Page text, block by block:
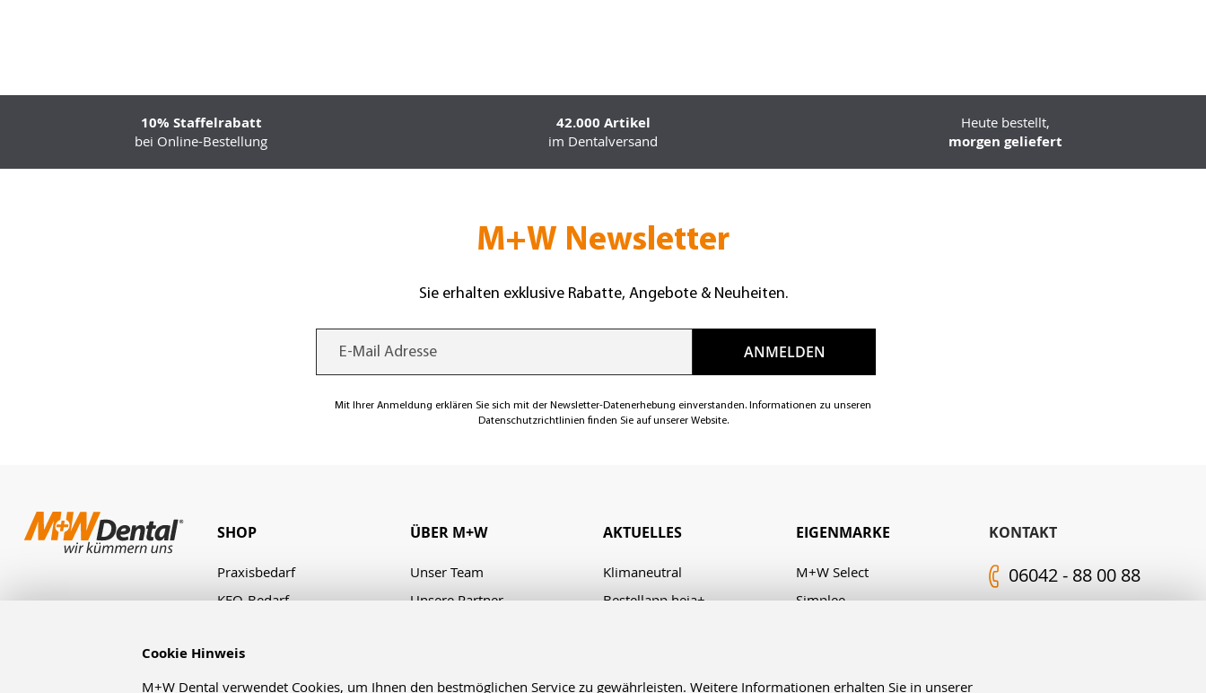
Cookie Hinweis
M+W Dental verwendet Cookies, um Ihnen den bestmöglichen Service zu gewährleisten. Weitere Informationen erhalten Sie in unserer
10% Staffelrabatt
bei Online-Bestellung
42.000 Artikel
im Dentalversand
Heute bestellt,
morgen geliefert
M+W Newsletter
Sie erhalten exklusive Rabatte, Angebote & Neuheiten.
Mit Ihrer Anmeldung erklären Sie sich mit der Newsletter-Datenerhebung einverstanden. Informationen zu unseren
Datenschutzrichtlinien finden Sie auf unserer Website.
KONTAKT
06042 - 88 00 88
SHOP
Praxisbedarf
KFO-Bedarf
Zahnbestellung
Angebote & Aktionen
ÜBER M+W
Unser Team
Unsere Partner
Kontakt & Anfahrt
AKTUELLES
Klimaneutral
Bestellapp heja+
EIGENMARKE
M+W Select
Simplee